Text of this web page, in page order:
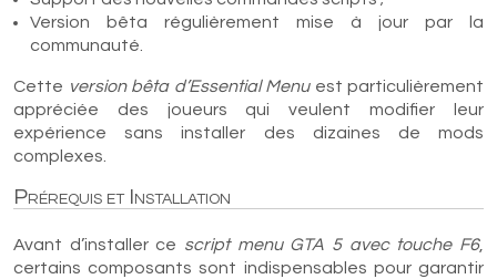
Version bêta régulièrement mise à jour par la
communauté.
Cette version bêta d’Essential Menuest particulièrement
appréciée des joueurs qui veulent modifier leur
expérience sans installer des dizaines de mods
complexes.
Prérequis et Installation
Avant d’installer ce script menu GTA 5 avec touche F6,
certains composants sont indispensables pour garantir